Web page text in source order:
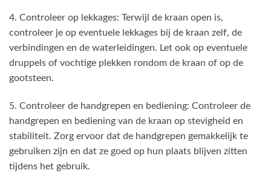
4. Controleer op lekkages: Terwijl de kraan open is,
controleer je op eventuele lekkages bij de kraan zelf, de
verbindingen en de waterleidingen. Let ook op eventuele
druppels of vochtige plekken rondom de kraan of op de
gootsteen.
5. Controleer de handgrepen en bediening: Controleer de
handgrepen en bediening van de kraan op stevigheid en
stabiliteit. Zorg ervoor dat de handgrepen gemakkelijk te
gebruiken zijn en dat ze goed op hun plaats blijven zitten
tijdens het gebruik.